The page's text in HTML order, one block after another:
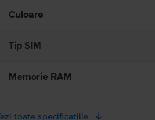
Culoare
Tip SIM
Memorie RAM
toate specificațiile